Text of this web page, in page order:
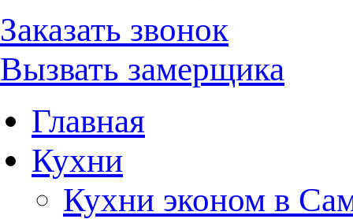
Заказать звонок
Вызвать замерщика
Главная
Кухни
Кухни эконом в